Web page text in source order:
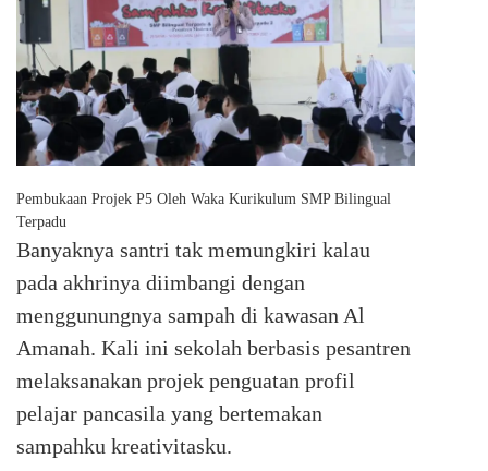
Pembukaan Projek P5 Oleh Waka Kurikulum SMP Bilingual
Terpadu
Banyaknya santri tak memungkiri kalau
pada akhrinya diimbangi dengan
menggunungnya sampah di kawasan Al
Amanah. Kali ini sekolah berbasis pesantren
melaksanakan projek penguatan profil
pelajar pancasila yang bertemakan
sampahku kreativitasku.